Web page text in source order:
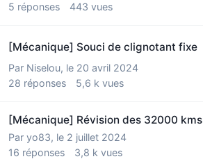
5 réponses 443 vues
[Mécanique] Souci de clignotant fixe
Par Niselou, le 20 avril 2024
28 réponses 5,6 k vues
[Mécanique] Révision des 32000 kms
Par yo83, le 2 juillet 2024
16 réponses 3,8 k vues